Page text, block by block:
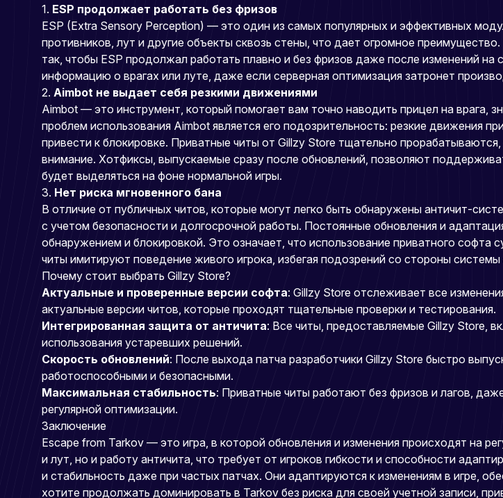
1. ESP продолжает работать без фризов
ESP (Extra Sensory Perception) — это один из самых популярных и эффективных
противников, лут и другие объекты сквозь стены, что дает огромное
так, чтобы ESP продолжал работать плавно и без фризов даже после изменений
информацию о врагах или луте, даже если серверная оптимизация затронет
2. Aimbot не выдает себя резкими движениями
Aimbot — это инструмент, который помогает вам точно наводить прицел на врага,
проблем использования Aimbot является его подозрительность: резкие движения
привести к блокировке. Приватные читы от Gillzy Store тщательно
внимание. Хотфиксы, выпускаемые сразу после обновлений, позволяют
будет выделяться на фоне нормальной игры.
3. Нет риска мгновенного бана
В отличие от публичных читов, которые могут легко быть обнаружены античит-
с учетом безопасности и долгосрочной работы. Постоянные обновления и
обнаружением и блокировкой. Это означает, что использование приватного софта
читы имитируют поведение живого игрока, избегая подозрений со стороны системы
Почему стоит выбрать Gillzy Store?
Актуальные и проверенные версии софта: Gillzy Store отслеживает все
актуальные версии читов, которые проходят тщательные проверки и тестирования.
Интегрированная защита от античита: Все читы, предоставляемые Gillzy Store,
использования устаревших решений.
Скорость обновлений: После выхода патча разработчики Gillzy Store быстро
работоспособными и безопасными.
Максимальная стабильность: Приватные читы работают без фризов и лагов,
регулярной оптимизации.
Заключение
Escape from Tarkov — это игра, в которой обновления и изменения происходят на
и лут, но и работу античита, что требует от игроков гибкости и способности
и стабильность даже при частых патчах. Они адаптируются к изменениям в игре,
хотите продолжать доминировать в Tarkov без риска для своей учетной записи,